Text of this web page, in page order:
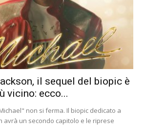
il sequel del biopic è
vicino: ecco...
non si ferma. Il biopic dedicato a
avrà un secondo capitolo e le riprese